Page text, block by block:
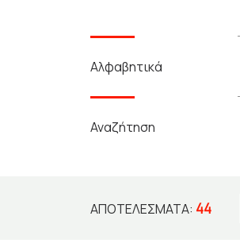
Αλφαβητικά
Αναζήτηση
ΑΠΟΤΕΛΈΣΜΑΤΑ: 44